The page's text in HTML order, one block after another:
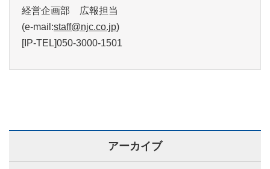
経営企画部 広報担当
(e-mail:staff@njc.co.jp)
[IP-TEL]050-3000-1501
アーカイブ